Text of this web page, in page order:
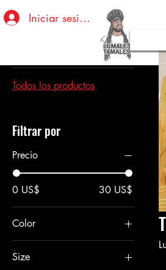
Iniciar sesión
Inicio
Todos los productos
Filtrar por
Precio
0 US$ 30 US$
Color
Black
Gold
Size